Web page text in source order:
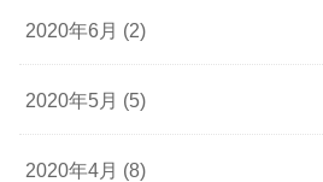
2020年6月 (2)
2020年5月 (5)
2020年4月 (8)